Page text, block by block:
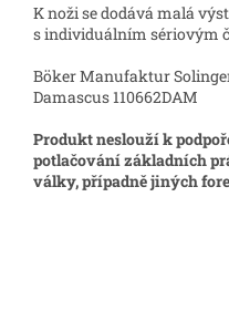
K noži se dodává malá
s individuálním sériovým
Böker Manufaktur
Damascus110662DAM
Produkt neslouží k
potlačování základních
války, případně jiných